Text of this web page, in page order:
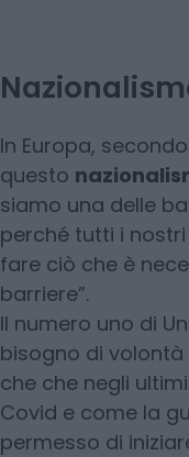
In Europa,
questo
siamo una delle
perché tutti i
fare ciò che è
barriere”.
Il numero uno di
bisogno di
che che negli
Covid e come la
permesso di